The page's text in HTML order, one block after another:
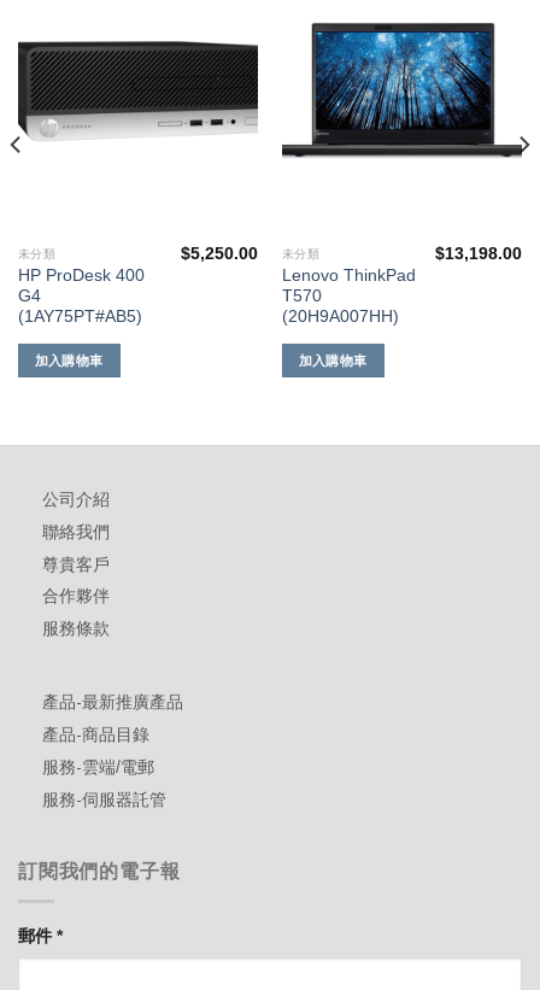
望清
單
未分類
HP ProDesk 400
G4
(1AY75PT#AB5)
$5,250.00
加入購物車
到願
望清
單
未分類
Lenovo ThinkPad
T570
(20H9A007HH)
$13,198.00
加入購物車
公司介紹
聯絡我們
尊貴客戶
合作夥伴
服務條款
產品-最新推廣產品
產品-商品目錄
服務-雲端/電郵
服務-伺服器託管
訂閱我們的電子報
郵件*